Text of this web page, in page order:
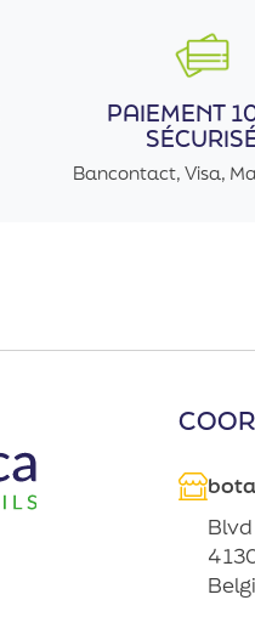
PAIEMENT
Bancontact, Visa,